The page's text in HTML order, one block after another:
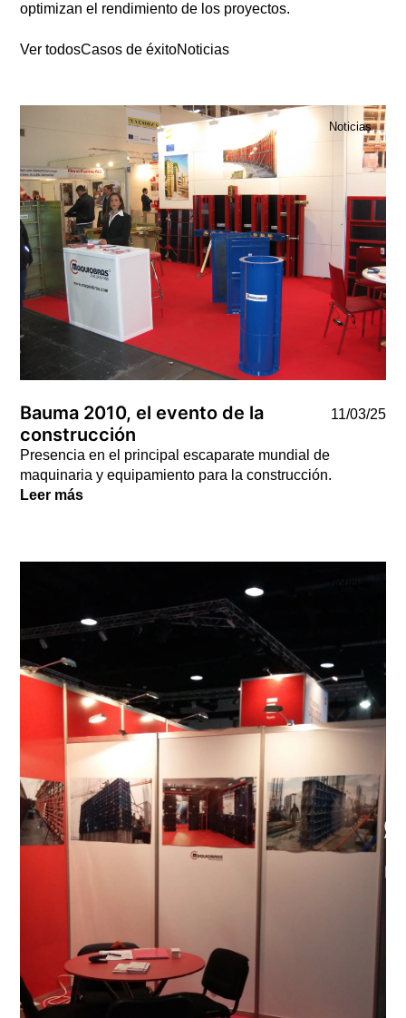
optimizan el rendimiento de los proyectos.
Ver todosCasos de éxitoNoticias
Noticias
Bauma 2010, el evento de la
construcción
11/03/25
Presencia en el principal escaparate mundial de
maquinaria y equipamiento para la construcción.
Leer más